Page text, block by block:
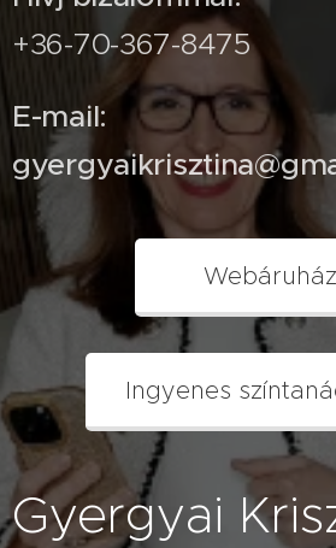
Mégsem ezek
az utazások
eszembe
elsőként.
Gyergyai
Krisztina,
cikke.
+36-70-367-8475
E-mail:
Webáruház
Ingyenes
Gyergyai